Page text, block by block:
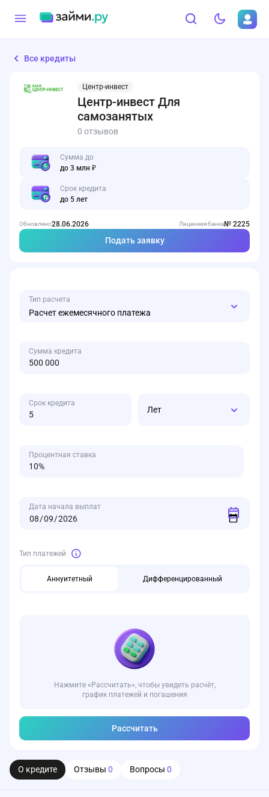
Все кредиты
Центр-инвест
Центр-инвест Для
самозанятых
0 отзывов
Сумма до
до 3 млн ₽
Срок кредита
до 5 лет
Подать заявку
Обновлено28.06.2026 Лицензия банка№ 2225
Тип расчета
Расчет ежемесячного платежа
Сумма кредита
Срок кредита
Лет
Процентная ставка
Дата начала выплат
Тип платежей
Аннуитетный Дифференцированный
Нажмите «Рассчитать», чтобы увидеть расчёт,
график платежей и погашения
Рассчитать
О кредите Отзывы 0 Вопросы 0